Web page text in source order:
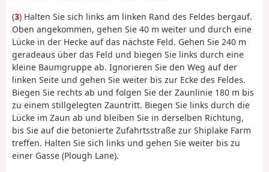
(3) Halten Sie sich links am linken Rand des Feldes bergauf.
Oben angekommen, gehen Sie 40 m weiter und durch eine
Lücke in der Hecke auf das nächste Feld. Gehen Sie 240 m
geradeaus über das Feld und biegen Sie links durch eine
kleine Baumgruppe ab. Ignorieren Sie den Weg auf der
linken Seite und gehen Sie weiter bis zur Ecke des Feldes.
Biegen Sie rechts ab und folgen Sie der Zaunlinie 180 m bis
zu einem stillgelegten Zauntritt. Biegen Sie links durch die
Lücke im Zaun ab und bleiben Sie in derselben Richtung,
bis Sie auf die betonierte Zufahrtsstraße zur Shiplake Farm
treffen. Halten Sie sich links und gehen Sie weiter bis zu
einer Gasse (Plough Lane).